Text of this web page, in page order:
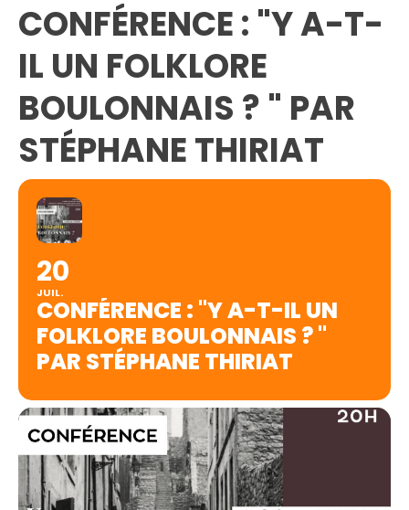
CONFÉRENCE : "Y A-T-
IL UN FOLKLORE
BOULONNAIS ? " PAR
STÉPHANE THIRIAT
20
JUIL.
CONFÉRENCE : "Y A-T-IL UN
FOLKLORE BOULONNAIS ? "
PAR STÉPHANE THIRIAT